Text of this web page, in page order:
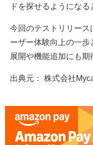
ドを探せるようになる
今回のテストリリース
ーザー体験向上の一
展開や機能追加にも期
出典元： 株式会社